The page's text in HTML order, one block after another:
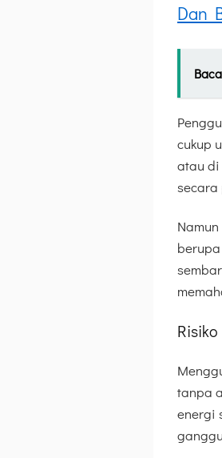
Dan
cukup
atau di
secara
tanpa
energi